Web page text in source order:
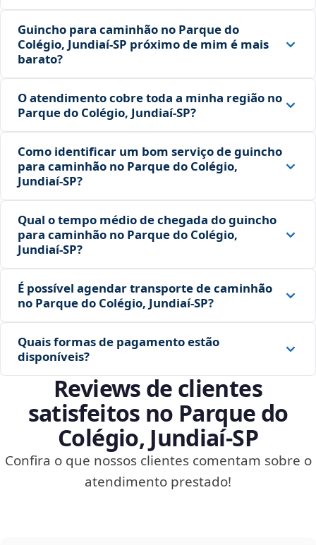
Guincho para caminhão no Parque do
Colégio, Jundiaí‑SP próximo de mim é mais
barato?
O atendimento cobre toda a minha região no
Parque do Colégio, Jundiaí‑SP?
Como identificar um bom serviço de guincho
para caminhão no Parque do Colégio,
Jundiaí‑SP?
Qual o tempo médio de chegada do guincho
para caminhão no Parque do Colégio,
Jundiaí‑SP?
É possível agendar transporte de caminhão
no Parque do Colégio, Jundiaí‑SP?
Quais formas de pagamento estão
disponíveis?
Reviews de clientes
satisfeitos no Parque do
Colégio, Jundiaí‑SP
Confira o que nossos clientes comentam sobre o
atendimento prestado!